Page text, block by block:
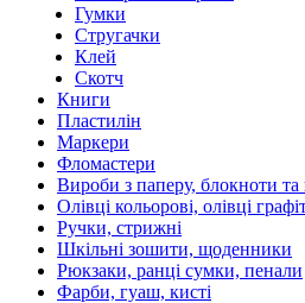
Гумки
Стругачки
Клей
Скотч
Книги
Пластилін
Маркери
Фломастери
Вироби з паперу, блокноти
Олівці кольорові, олівці
Ручки, стрижні
Шкільні зошити, щоденники
Рюкзаки, ранці сумки, пенали
Фарби, гуаш, кисті